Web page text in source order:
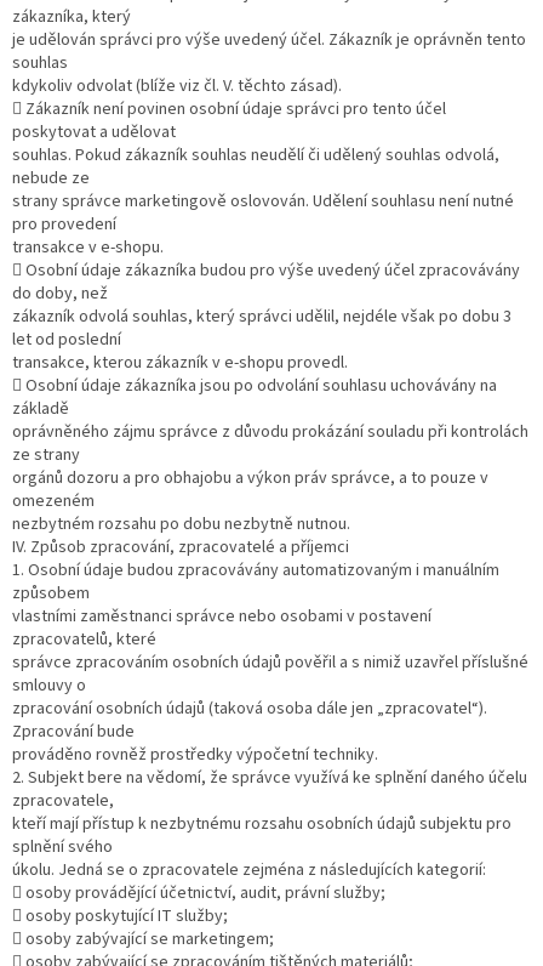
zákazníka, který
je udělován správci pro výše uvedený účel. Zákazník je oprávněn tento
souhlas
kdykoliv odvolat (blíže viz čl. V. těchto zásad).
 Zákazník není povinen osobní údaje správci pro tento účel
poskytovat a udělovat
souhlas. Pokud zákazník souhlas neudělí či udělený souhlas odvolá,
nebude ze
strany správce marketingově oslovován. Udělení souhlasu není nutné
pro provedení
transakce v e-shopu.
 Osobní údaje zákazníka budou pro výše uvedený účel zpracovávány
do doby, než
zákazník odvolá souhlas, který správci udělil, nejdéle však po dobu 3
let od poslední
transakce, kterou zákazník v e-shopu provedl.
 Osobní údaje zákazníka jsou po odvolání souhlasu uchovávány na
základě
oprávněného zájmu správce z důvodu prokázání souladu při kontrolách
ze strany
orgánů dozoru a pro obhajobu a výkon práv správce, a to pouze v
omezeném
nezbytném rozsahu po dobu nezbytně nutnou.
IV. Způsob zpracování, zpracovatelé a příjemci
1. Osobní údaje budou zpracovávány automatizovaným i manuálním
způsobem
vlastními zaměstnanci správce nebo osobami v postavení
zpracovatelů, které
správce zpracováním osobních údajů pověřil a s nimiž uzavřel příslušné
smlouvy o
zpracování osobních údajů (taková osoba dále jen „zpracovatel“).
Zpracování bude
prováděno rovněž prostředky výpočetní techniky.
2. Subjekt bere na vědomí, že správce využívá ke splnění daného účelu
zpracovatele,
kteří mají přístup k nezbytnému rozsahu osobních údajů subjektu pro
splnění svého
úkolu. Jedná se o zpracovatele zejména z následujících kategorií:
 osoby provádějící účetnictví, audit, právní služby;
 osoby poskytující IT služby;
 osoby zabývající se marketingem;